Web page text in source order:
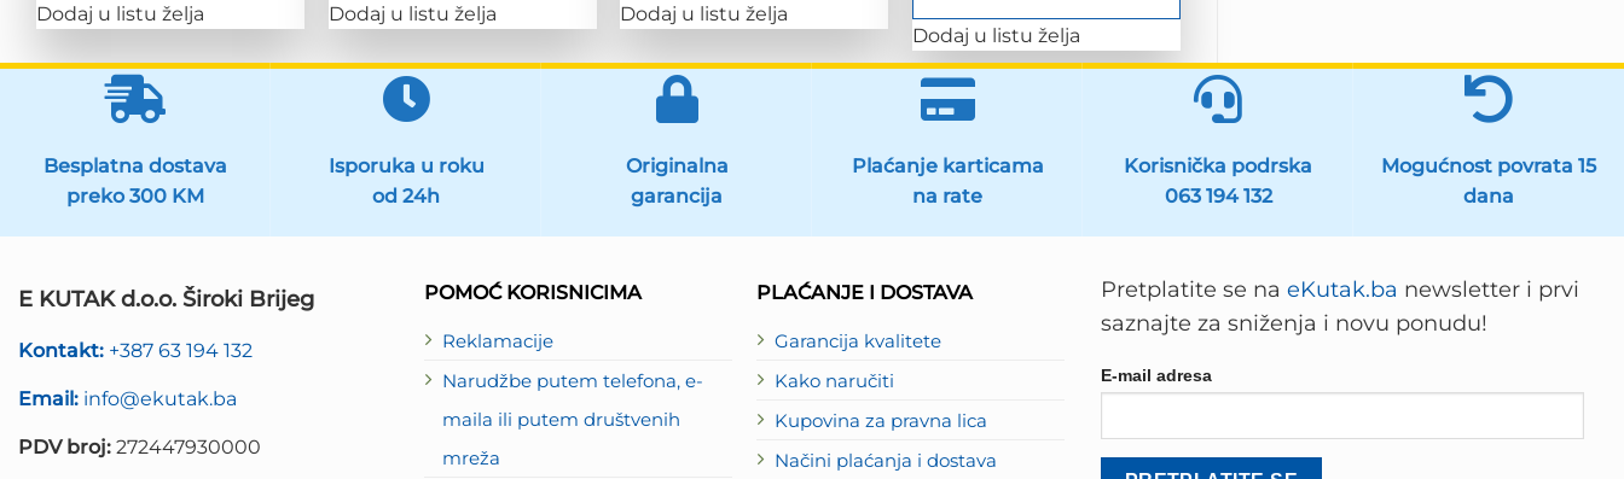
Dodaj u listu želja Dodaj u listu želja Dodaj u listu želja
Dodaj u listu želja
Besplatna dostava
preko 300 KM
Isporuka u roku
od 24h
Originalna
garancija
Plaćanje karticama
na rate
Korisnička podrska
063 194 132
Mogućnost povrata 15
dana
E KUTAK d.o.o. Široki Brijeg
Kontakt: +387 63 194 132
Email: info@ekutak.ba
PDV broj: 272447930000
POMOĆ KORISNICIMA
Reklamacije
Narudžbe putem telefona, e-
maila ili putem društvenih
mreža
PLAĆANJE I DOSTAVA
Garancija kvalitete
Kako naručiti
Kupovina za pravna lica
Načini plaćanja i dostava
Pretplatite se na eKutak.ba newsletter i prvi
saznajte za sniženja i novu ponudu!
E-mail adresa